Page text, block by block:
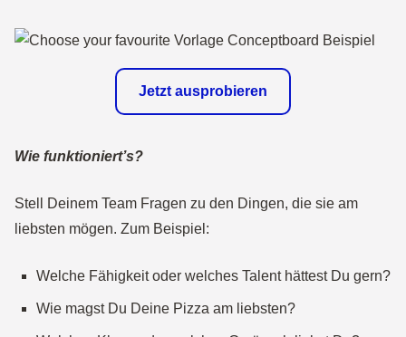
Jetzt ausprobieren
Wie funktioniert’s?
Stell Deinem Team Fragen zu den Dingen, die sie am
liebsten mögen. Zum Beispiel:
Welche Fähigkeit oder welches Talent hättest Du gern?
Wie magst Du Deine Pizza am liebsten?